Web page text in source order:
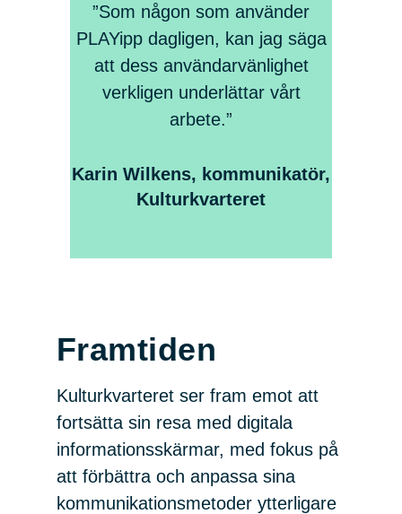
”Som någon som använder
PLAYipp dagligen, kan jag säga
att dess användarvänlighet
verkligen underlättar vårt
arbete.”
Karin Wilkens, kommunikatör,
Kulturkvarteret
Framtiden
Kulturkvarteret ser fram emot att
fortsätta sin resa med digitala
informationsskärmar, med fokus på
att förbättra och anpassa sina
kommunikationsmetoder ytterligare